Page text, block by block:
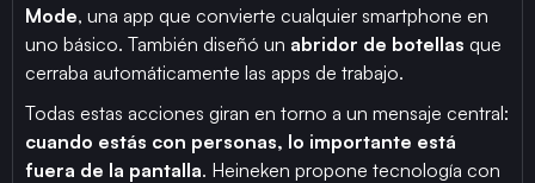
Mode, una app que convierte cualquier smartphone en
uno básico. También diseñó un abridor de botellas que
cerraba automáticamente las apps de trabajo.
Todas estas acciones giran en torno a un mensaje central:
cuando estás con personas, lo importante está
fuera de la pantalla. Heineken propone tecnología con